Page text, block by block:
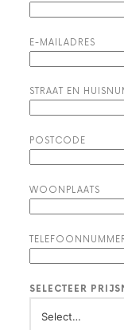
E-MAILADRES
STRAAT EN
POSTCODE
WOONPLAATS
SELECTEER